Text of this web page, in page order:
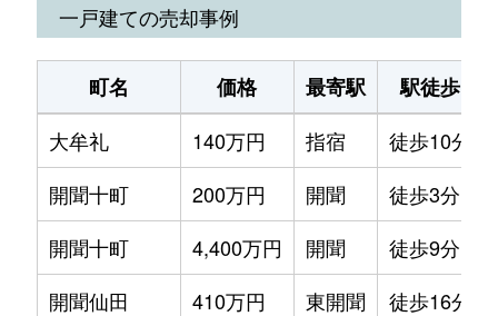
一戸建ての売却事例
町名 価格 最寄駅 駅徒歩
大牟礼
140万円 指宿 徒歩10分
開聞十町
200万円 開聞 徒歩3分
開聞十町
4,400万円 開聞 徒歩9分
開聞仙田
410万円 東開聞 徒歩16分